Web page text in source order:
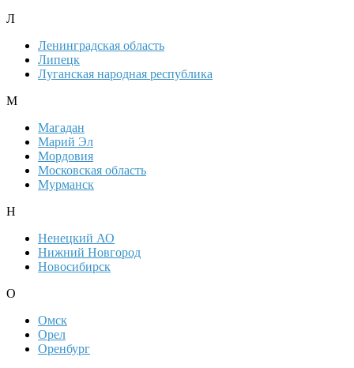
Л
Ленинградская область
Липецк
Луганская народная республика
М
Магадан
Марий Эл
Мордовия
Московская область
Мурманск
Н
Ненецкий АО
Нижний Новгород
Новосибирск
О
Омск
Орел
Оренбург